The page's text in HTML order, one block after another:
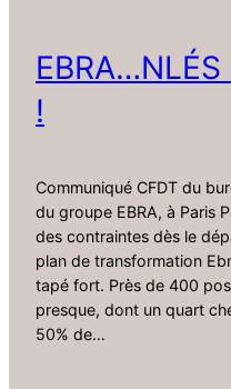
!
Communiqué CFDT du
du groupe EBRA, à Paris
des contraintes dès le
plan de transformation
tapé fort. Près de 400
presque, dont un quart
50% de…